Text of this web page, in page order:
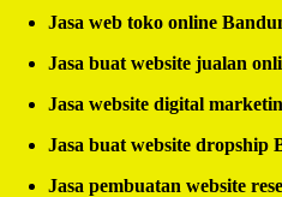
Jasa web toko online
Jasa buat website jualan
Jasa website digital
Jasa buat website dropship
Jasa pembuatan website